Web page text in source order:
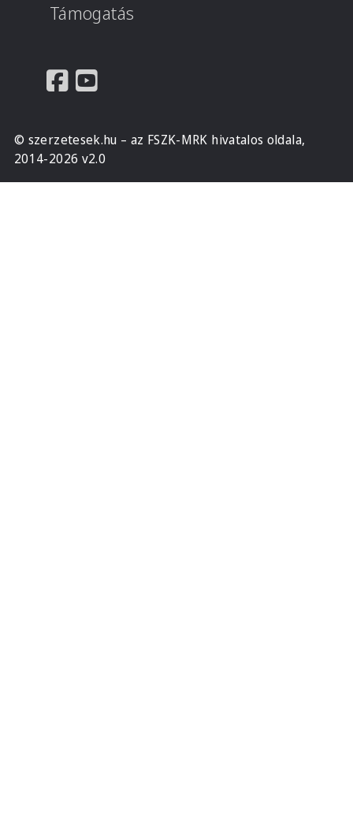
Támogatás
© szerzetesek.hu – az FSZK-MRK hivatalos oldala,
2014-2026 v2.0